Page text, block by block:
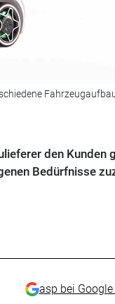
den Kunden
Bedürfnisse
asp bei